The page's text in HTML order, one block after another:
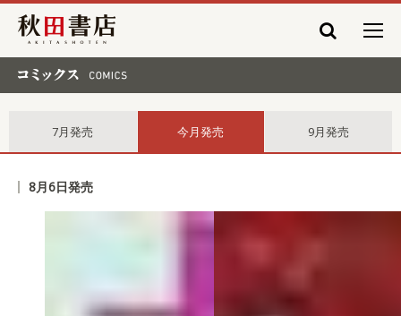
秋田書店
7月発売 今月発売 9月発売
8月6日発売